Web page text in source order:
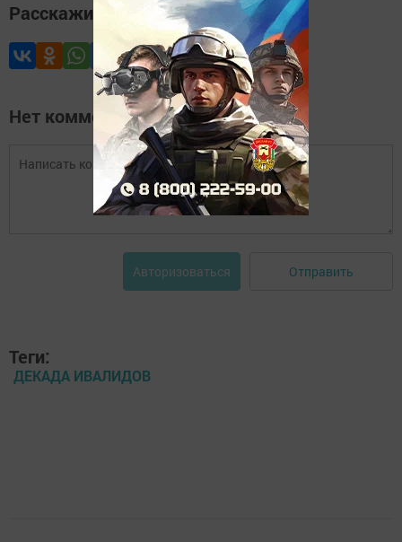
Расскажите друзьям
Нет комментариев
Авторизоваться Отправить
Теги:
ДЕКАДА ИВАЛИДОВ